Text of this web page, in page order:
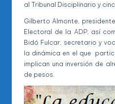
al Tribunal Disciplinario y
Gilberto Almonte,
Electoral de la ADP, así
Bidó Fulcar, secretario y
la dinámica en el que
implican una inversión de
de pesos.